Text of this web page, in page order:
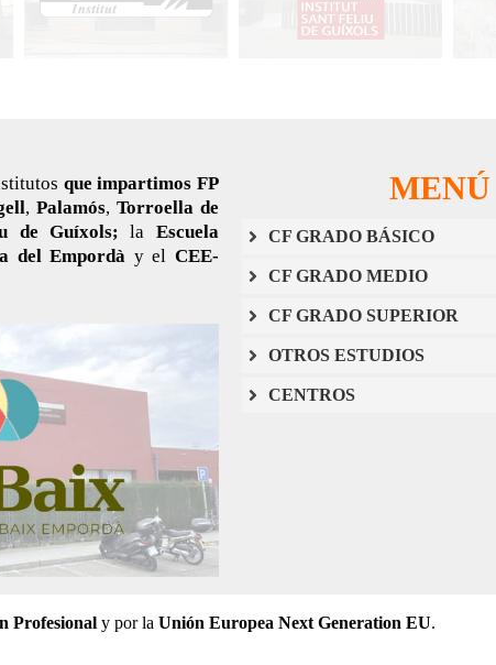
que impartimos FP
, Palamós, Torroella de
de Guíxols;la Escuela
del Empordà y el CEE-
MENÚ
CF GRADO BÁSICO
CF GRADO MEDIO
CF GRADO SUPERIOR
OTROS ESTUDIOS
CENTROS
Profesionaly por la Unión Europea Next Generation EU.